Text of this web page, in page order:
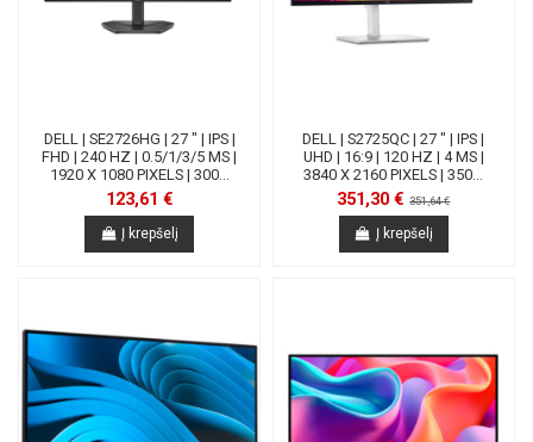
DELL | SE2726HG | 27 " | IPS |
FHD | 240 HZ | 0.5/1/3/5 MS |
1920 X 1080 PIXELS | 300...
123,61 €
Į krepšelį
DELL | S2725QC | 27 " | IPS |
UHD | 16:9 | 120 HZ | 4 MS |
3840 X 2160 PIXELS | 350...
351,30 €351,64 €
Į krepšelį